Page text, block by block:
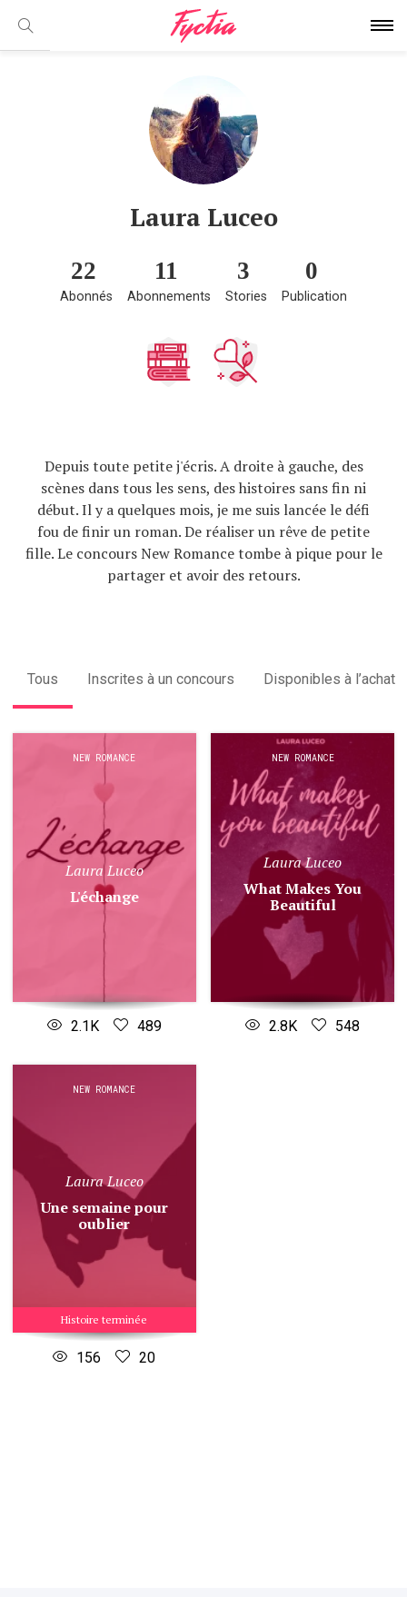
Laura Luceo
22
Abonnés
11
Abonnements
3
Stories
0
Publication
Depuis toute petite j'écris. A droite à gauche, des
scènes dans tous les sens, des histoires sans fin ni
début. Il y a quelques mois, je me suis lancée le défi
fou de finir un roman. De réaliser un rêve de petite
fille. Le concours New Romance tombe à pique pour le
partager et avoir des retours.
Tous Inscrites à un concours Disponibles à l’achat
NEW ROMANCE
Laura Luceo
L'échange
2.1K 489
NEW ROMANCE
Laura Luceo
What Makes You
Beautiful
2.8K 548
NEW ROMANCE
Laura Luceo
Une semaine pour
oublier
Histoire terminée
156 20